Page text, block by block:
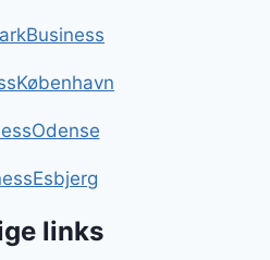
links